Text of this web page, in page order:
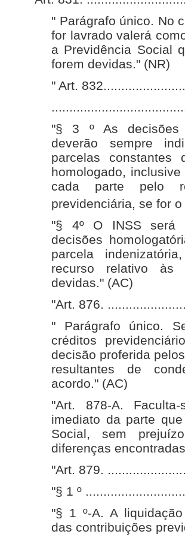
" Parágrafo único. No
for lavrado valerá
a Previdência Social
forem devidas." (NR)
" Art.
"§ 3 º As decisões
deverão sempre
parcelas constantes
homologado,
cada parte pelo
previdenciária, se for
"§ 4º O INSS será
decisões
parcela
recurso relativo às
devidas." (AC)
"Art. 876.
" Parágrafo único.
créditos
decisão proferida
resultantes de
acordo." (AC)
"Art. 878-A.
imediato da parte
Social, sem
diferenças
"Art. 879.
"§ 1 º
"§ 1 º-A. A
das contribuições